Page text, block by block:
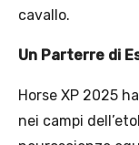
cavallo.
Un Parterre di
Horse XP 2025
nei campi